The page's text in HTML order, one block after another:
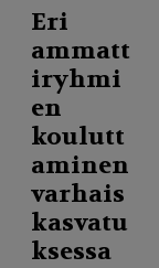
Eri
ammatt
iryhmi
en
koulutt
aminen
varhais
kasvatu
ksessa